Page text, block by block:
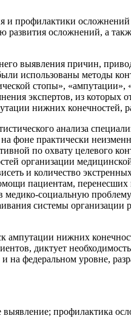
профилактики
осложнений, а
выявления причин,
использованы методы
стопы», «ампутации»,
экспертов, из
нижних конечностей,
анализа
практически
по охвату целевого
организации
и количе­ство
пациентам,
социальную
системы
нижних
диктует
федеральном уровне,
профилактика